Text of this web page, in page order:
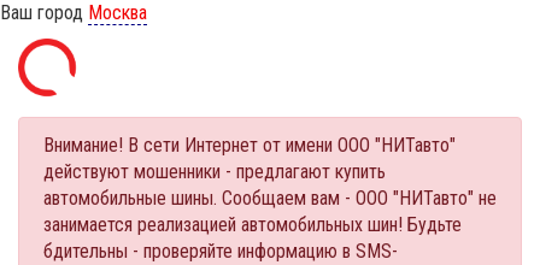
Ваш город Москва
Внимание! В сети Интернет от имени ООО "НИТавто"
действуют мошенники - предлагают купить
автомобильные шины. Сообщаем вам - ООО "НИТавто" не
занимается реализацией автомобильных шин! Будьте
бдительны - проверяйте информацию в SMS-